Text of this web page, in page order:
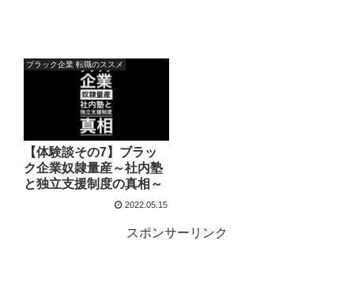
ブラック企業 転職のススメ
【体験談その7】ブラッ
ク企業奴隷量産～社内塾
と独立支援制度の真相～
2022.05.15
スポンサーリンク